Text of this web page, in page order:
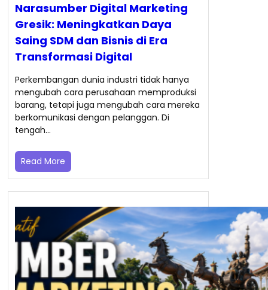
Narasumber Digital Marketing
Gresik: Meningkatkan Daya
Saing SDM dan Bisnis di Era
Transformasi Digital
Perkembangan dunia industri tidak hanya
mengubah cara perusahaan memproduksi
barang, tetapi juga mengubah cara mereka
berkomunikasi dengan pelanggan. Di
tengah…
Read More